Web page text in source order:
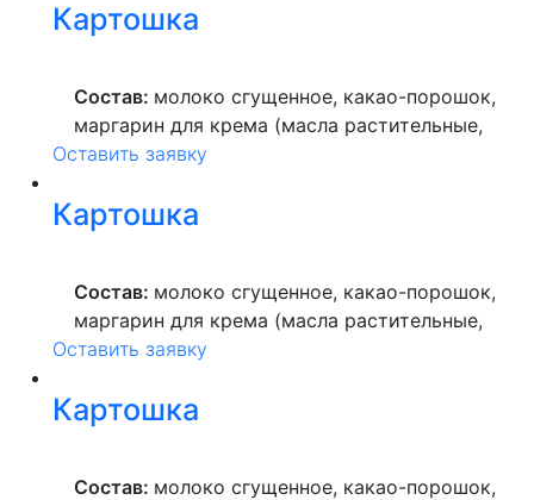
высшего сорта, продукты яичные, масло
растительное, пекарский порошок, молоко
Картошка
Состав: молоко сгущенное, какао-порошок,
маргарин для крема (масла растительные,
вода питьевая, сахар, ароматизатор,
высшего сорта, продукты яичные, масло
растительное, пекарский порошок, молоко
Оставить заявку
Картошка
Состав: молоко сгущенное, какао-порошок,
маргарин для крема (масла растительные,
вода питьевая, сахар, ароматизатор,
высшего сорта, продукты яичные, масло
растительное, пекарский порошок, молоко
Оставить заявку
Картошка
Состав: молоко сгущенное, какао-порошок,